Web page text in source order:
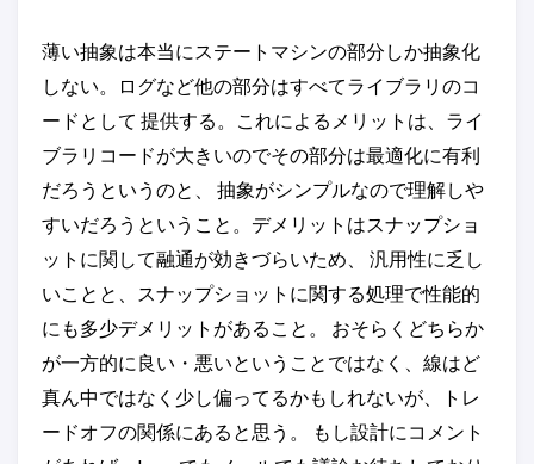
薄い抽象は本当にステートマシンの部分しか抽象化
しない。ログなど他の部分はすべてライブラリのコ
ードとして 提供する。これによるメリットは、ライ
ブラリコードが大きいのでその部分は最適化に有利
だろうというのと、 抽象がシンプルなので理解しや
すいだろうということ。デメリットはスナップショ
ットに関して融通が効きづらいため、 汎用性に乏し
いことと、スナップショットに関する処理で性能的
にも多少デメリットがあること。 おそらくどちらか
が一方的に良い・悪いということではなく、線はど
真ん中ではなく少し偏ってるかもしれないが、トレ
ードオフの関係にあると思う。 もし設計にコメント